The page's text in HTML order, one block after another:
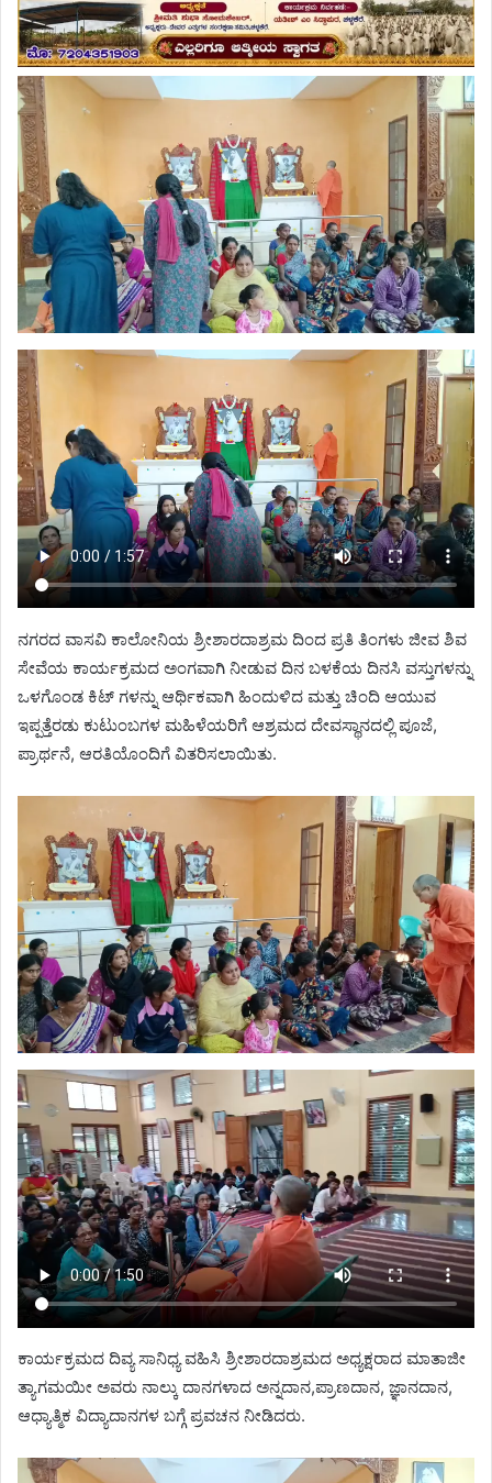
ನಗರದ ವಾಸವಿ ಕಾಲೋನಿಯ ಶ್ರೀಶಾರದಾಶ್ರಮ ದಿಂದ ಪ್ರತಿ ತಿಂಗಳು ಜೀವ ಶಿವ
ಸೇವೆಯ ಕಾರ್ಯಕ್ರಮದ ಅಂಗವಾಗಿ ನೀಡುವ ದಿನ ಬಳಕೆಯ ದಿನಸಿ ವಸ್ತುಗಳನ್ನು
ಒಳಗೊಂಡ ಕಿಟ್ ಗಳನ್ನು ಆರ್ಥಿಕವಾಗಿ ಹಿಂದುಳಿದ ಮತ್ತು ಚಿಂದಿ ಆಯುವ
ಇಪ್ಪತ್ತೆರಡು ಕುಟುಂಬಗಳ ಮಹಿಳೆಯರಿಗೆ ಆಶ್ರಮದ ದೇವಸ್ಥಾನದಲ್ಲಿ ಪೂಜೆ,
ಪ್ರಾರ್ಥನೆ, ಆರತಿಯೊಂದಿಗೆ ವಿತರಿಸಲಾಯಿತು.
ಕಾರ್ಯಕ್ರಮದ ದಿವ್ಯ ಸಾನಿಧ್ಯ ವಹಿಸಿ ಶ್ರೀಶಾರದಾಶ್ರಮದ ಅಧ್ಯಕ್ಷರಾದ ಮಾತಾಜೀ
ತ್ಯಾಗಮಯೀ ಅವರು ನಾಲ್ಕು ದಾನಗಳಾದ ಅನ್ನದಾನ,ಪ್ರಾಣದಾನ, ಜ್ಞಾನದಾನ,
ಆಧ್ಯಾತ್ಮಿಕ ವಿದ್ಯಾದಾನಗಳ ಬಗ್ಗೆ ಪ್ರವಚನ ನೀಡಿದರು.